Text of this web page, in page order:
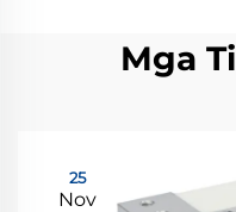
Mga
25
Nov